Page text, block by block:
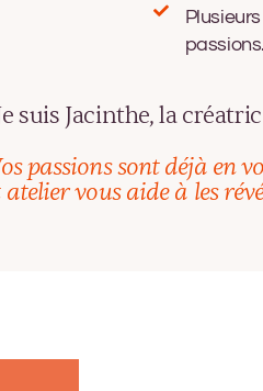
suis Jacinthe, la
passions sont déjà en
atelier vous aide à les